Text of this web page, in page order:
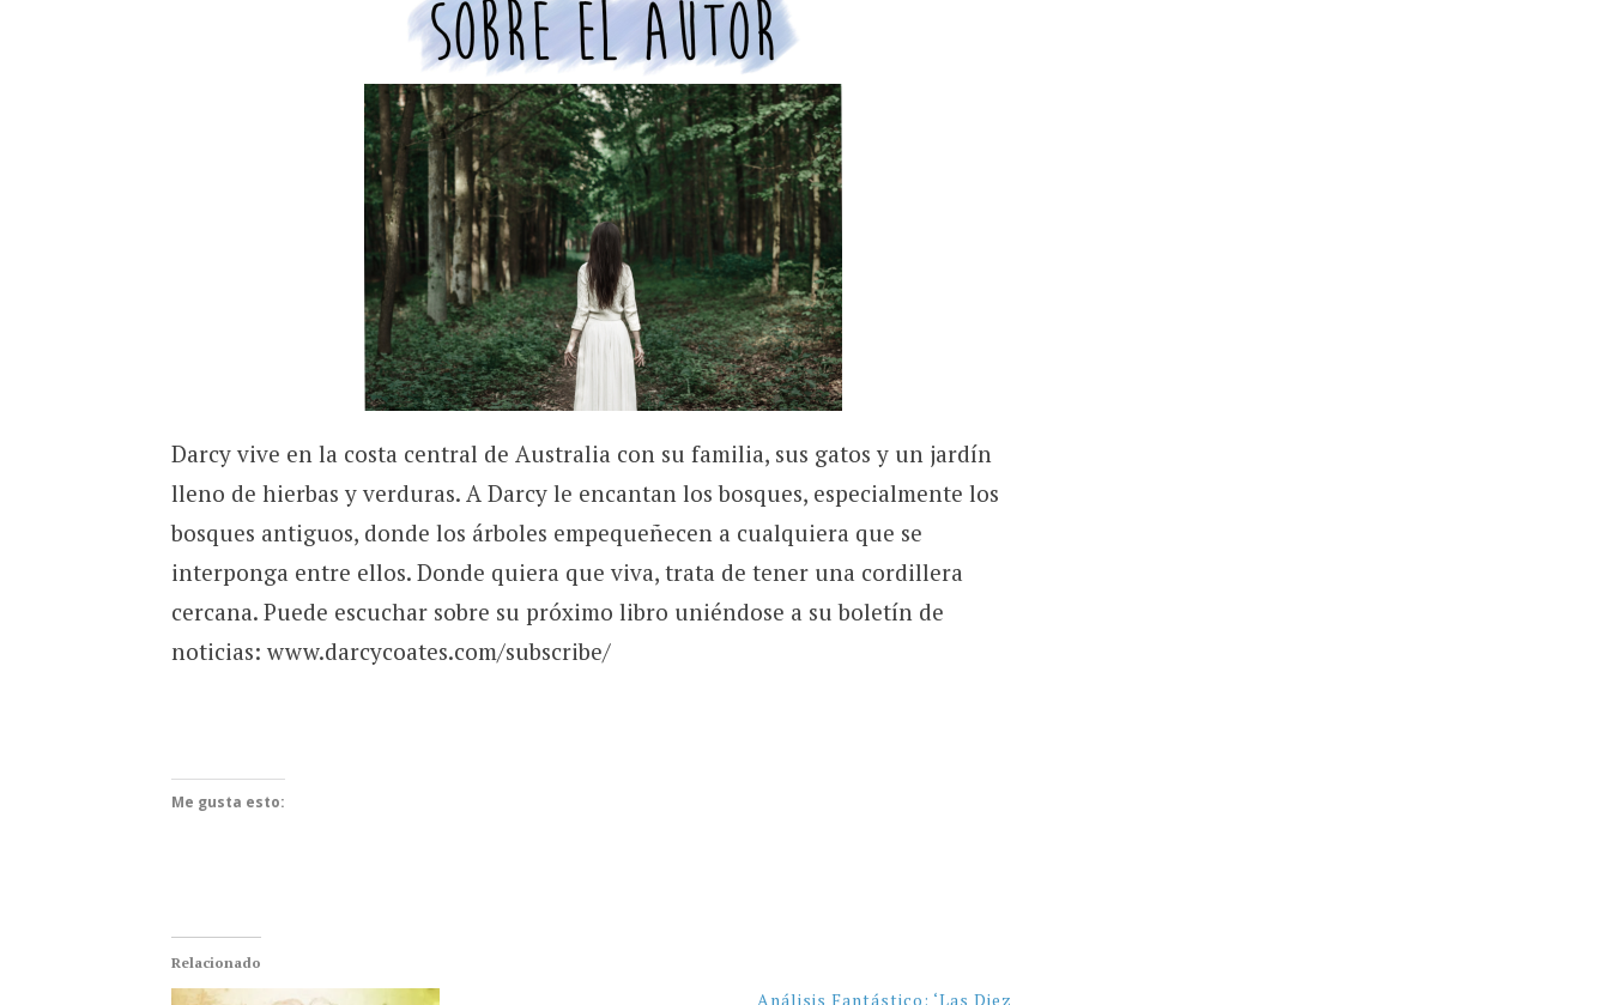
Darcy vive en la costa central de Australia con su familia, sus gatos y un jardín
lleno de hierbas y verduras. A Darcy le encantan los bosques, especialmente los
bosques antiguos, donde los árboles empequeñecen a cualquiera que se
interponga entre ellos. Donde quiera que viva, trata de tener una cordillera
cercana. Puede escuchar sobre su próximo libro uniéndose a su boletín de
noticias: www.darcycoates.com/subscribe/
Me gusta esto:
Relacionado
Análisis Fantástico: ‘Las Diez